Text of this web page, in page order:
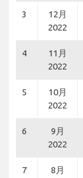
3
12月
2022
4
11月
2022
5
10月
2022
6
9月
2022
7
8月